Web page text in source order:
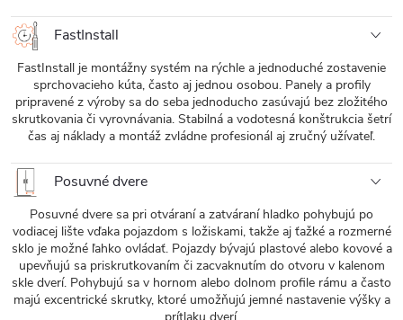
FastInstall
FastInstall je montážny systém na rýchle a jednoduché zostavenie
sprchovacieho kúta, často aj jednou osobou. Panely a profily
pripravené z výroby sa do seba jednoducho zasúvajú bez zložitého
skrutkovania či vyrovnávania. Stabilná a vodotesná konštrukcia šetrí
čas aj náklady a montáž zvládne profesionál aj zručný užívateľ.
Posuvné dvere
Posuvné dvere sa pri otváraní a zatváraní hladko pohybujú po
vodiacej lište vďaka pojazdom s ložiskami, takže aj ťažké a rozmerné
sklo je možné ľahko ovládať. Pojazdy bývajú plastové alebo kovové a
upevňujú sa priskrutkovaním či zacvaknutím do otvoru v kalenom
skle dverí. Pohybujú sa v hornom alebo dolnom profile rámu a často
majú excentrické skrutky, ktoré umožňujú jemné nastavenie výšky a